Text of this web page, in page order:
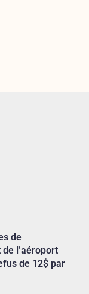
de
de l’aéroport
de 12$ par